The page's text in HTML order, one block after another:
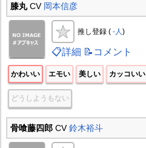
膝丸CV 岡本信彦
推し登録 ( -人)
📋詳細 📝コメント
かわいい エモい 美しい カッコいい
どうしようもない
骨喰藤四郎CV鈴木裕斗